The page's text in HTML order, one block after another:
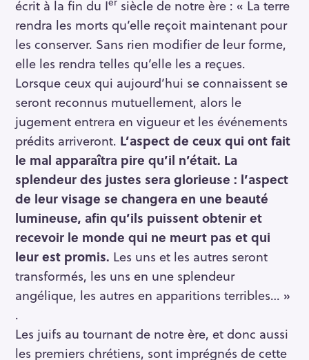
écrit à la fin du I
siècle de notre ère : « La terre
rendra les morts qu’elle reçoit maintenant pour
les conserver. Sans rien modifier de leur forme,
elle les rendra telles qu’elle les a reçues.
Lorsque ceux qui aujourd’hui se connaissent se
seront reconnus mutuellement, alors le
jugement entrera en vigueur et les événements
prédits arriveront. L’aspect de ceux qui ont fait
le mal apparaîtra pire qu’il n’était. La
splendeur des justes sera glorieuse : l’aspect
de leur visage se changera en une beauté
lumineuse, afin qu’ils puissent obtenir et
recevoir le monde qui ne meurt pas et qui
leur est promis. Les uns et les autres seront
transformés, les uns en une splendeur
angélique, les autres en apparitions terribles… »
.
Les juifs au tournant de notre ère, et donc aussi
les premiers chrétiens, sont imprégnés de cette